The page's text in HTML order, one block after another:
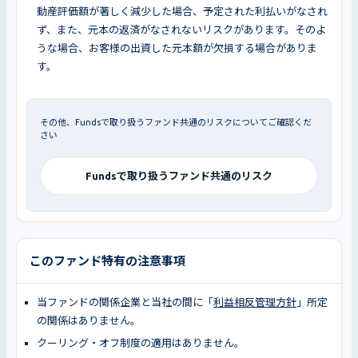
動産評価額が著しく減少した場合、予定された利払いがなされ
ず、また、元本の返済がなされないリスクがあります。そのよ
うな場合、お客様の出資した元本額が欠損する場合がありま
す。
その他、Fundsで取り扱うファンド共通のリスクについてご確認くだ
さい
Fundsで取り扱うファンド共通のリスク
このファンド特有の注意事項
当ファンドの関係企業と当社の間に「 利益相反管理方針 」所定
の関係はありません。
クーリング・オフ制度の適用はありません。